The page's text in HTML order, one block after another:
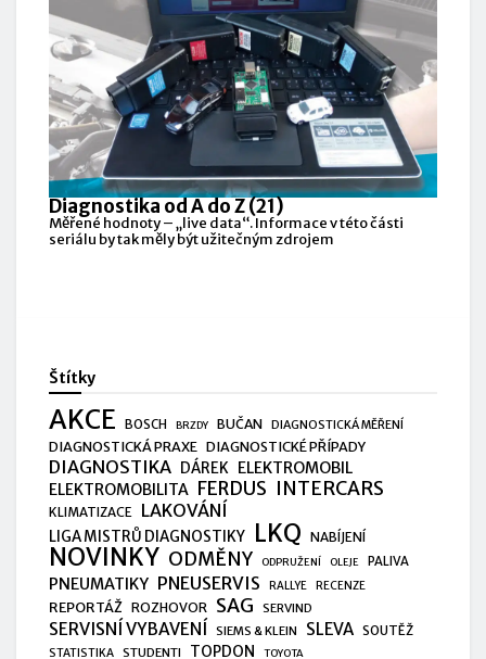
Diagnostika od A do Z (21)
Měřené hodnoty – „live data“. Informace v této části
seriálu by tak měly být užitečným zdrojem
Štítky
AKCE BOSCH BRZDY BUČAN DIAGNOSTICKÁ MĚŘENÍ
DIAGNOSTICKÁ PRAXE DIAGNOSTICKÉ PŘÍPADY
DIAGNOSTIKA DÁREK ELEKTROMOBIL
ELEKTROMOBILITA FERDUS INTERCARS
KLIMATIZACE LAKOVÁNÍ
LIGA MISTRŮ DIAGNOSTIKY LKQ NABÍJENÍ
NOVINKY ODMĚNY ODPRUŽENÍ OLEJE PALIVA
PNEUMATIKY PNEUSERVIS RALLYE RECENZE
REPORTÁŽ ROZHOVOR SAG SERVIND
SERVISNÍ VYBAVENÍ SIEMS & KLEIN SLEVA SOUTĚŽ
STATISTIKA STUDENTI TOPDON TOYOTA